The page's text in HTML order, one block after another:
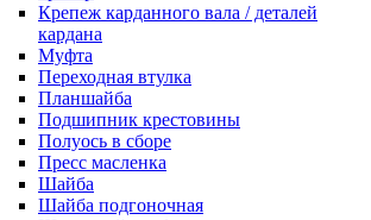
Крепеж карданного вала / деталей
кардана
Муфта
Переходная втулка
Планшайба
Подшипник крестовины
Полуось в сборе
Пресс масленка
Шайба
Шайба подгоночная